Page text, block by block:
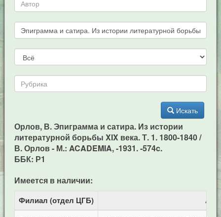
Искать
Орлов, В. Эпиграмма и сатира. Из истории
литературной борьбы XIX века. Т. 1. 1800-1840 /
В. Орлов - М.: ACADEMIA, -1931. -574c.
ББК: Р1
Имеется в наличии:
Филиал (отдел ЦГБ)